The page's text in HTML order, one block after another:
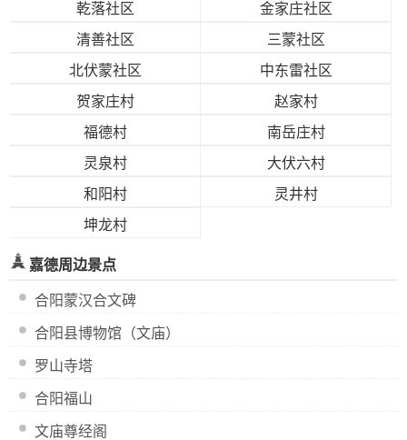
乾落社区
金家庄社区
清善社区
三蒙社区
北伏蒙社区
中东雷社区
贺家庄村
赵家村
福德村
南岳庄村
灵泉村
大伏六村
和阳村
灵井村
坤龙村
嘉德周边景点
合阳蒙汉合文碑
合阳县博物馆（文庙）
罗山寺塔
合阳福山
文庙尊经阁